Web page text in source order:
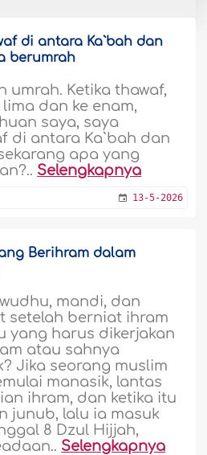
di antara Ka`bah dan
berumrah
umrah. Ketika thawaf,
dan ke enam,
saya, saya
di antara Ka`bah dan
apa yang
Selengkapnya
13-5-2026
Berihram dalam
mandi, dan
setelah berniat ihram
yang harus dikerjakan
atau sahnya
Jika seorang muslim
manasik, lantas
ihram, dan ketika itu
junub, lalu ia masuk
8 Dzul Hijjah,
Selengkapnya